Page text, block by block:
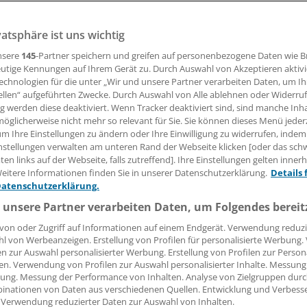
für die deutsche Leber: Während die Zahl
abnimmt, legt die nicht-
Gastroenterologen warnen vor Milliardenkosten, wenn
Grätzel von Grätz
06:45 Uhr
wird bekanntlich viel Alkohol getrunken, aber
noch vor ein oder zwei Jahrzehnten. Das schlägt sich
Patienten mit alkoholischen
Deutschen Gesellschaft für Gastroenterologie,
(DGVS) vorgestellte "Weißbuch
zeigt.
ist uns wichtig
145-Partner speichern und greifen auf personenbezogene Daten wie
Kennungen auf Ihrem Gerät zu. Durch Auswahl von Akzeptieren
für die unter „Wir und unsere Partner verarbeiten Daten, um
aufgeführten Zwecke. Durch Auswahl von Alle ablehnen oder
werden diese deaktiviert. Wenn Tracker deaktiviert sind, sind manche
nicht mehr so relevant für Sie. Sie können dieses Menü
Ihre Einstellungen zu ändern oder Ihre Einwilligung zu widerrufen, indem
verwalten am unteren Rand der Webseite klicken [oder das
links auf der Webseite, falls zutreffend]. Ihre Einstellungen gelten
Informationen finden Sie in unserer Datenschutzerklärung. Details
Partner verarbeiten Daten, um Folgendes
oder Zugriff auf Informationen auf einem Endgerät. Verwendung
von Werbeanzeigen. Erstellung von Profilen für personalisierte
zur Auswahl personalisierter Werbung. Erstellung von Profilen zur
Verwendung von Profilen zur Auswahl personalisierter Inhalte.
Messung der Performance von Inhalten. Analyse von Zielgruppen
von Daten aus verschiedenen Quellen. Entwicklung und
reduzierter Daten zur Auswahl von Inhalten.